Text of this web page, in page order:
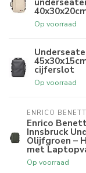
Op voorraad
cijferslot
Op voorraad
ENRICO
Enrico
Innsbruck
Olijfgroen –
met
Op voorraad